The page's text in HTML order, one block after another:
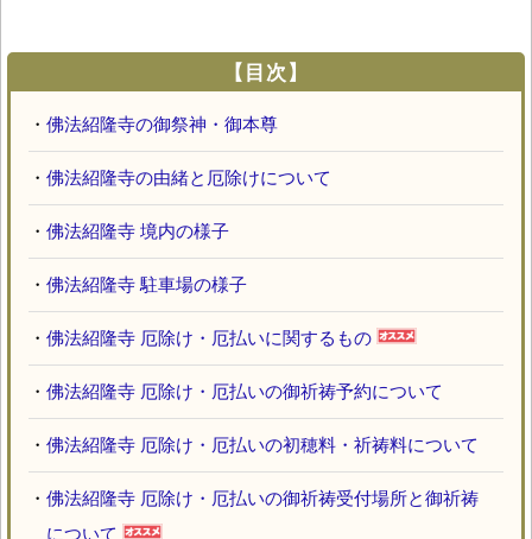
【目次】
・ 佛法紹隆寺の御祭神・御本尊
・ 佛法紹隆寺の由緒と厄除けについて
・ 佛法紹隆寺 境内の様子
・ 佛法紹隆寺 駐車場の様子
・ 佛法紹隆寺 厄除け・厄払いに関するもの
・ 佛法紹隆寺 厄除け・厄払いの御祈祷予約について
・ 佛法紹隆寺 厄除け・厄払いの初穂料・祈祷料について
・ 佛法紹隆寺 厄除け・厄払いの御祈祷受付場所と御祈祷
について